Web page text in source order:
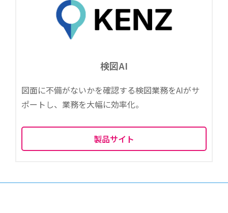
検図AI
図面に不備がないかを確認する検図業務をAIがサ
ポートし、業務を大幅に効率化。
製品サイト